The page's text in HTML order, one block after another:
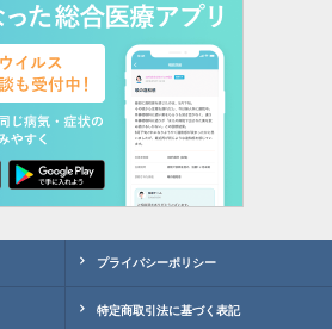
プライバシーポリシー
特定商取引法に基づく表記